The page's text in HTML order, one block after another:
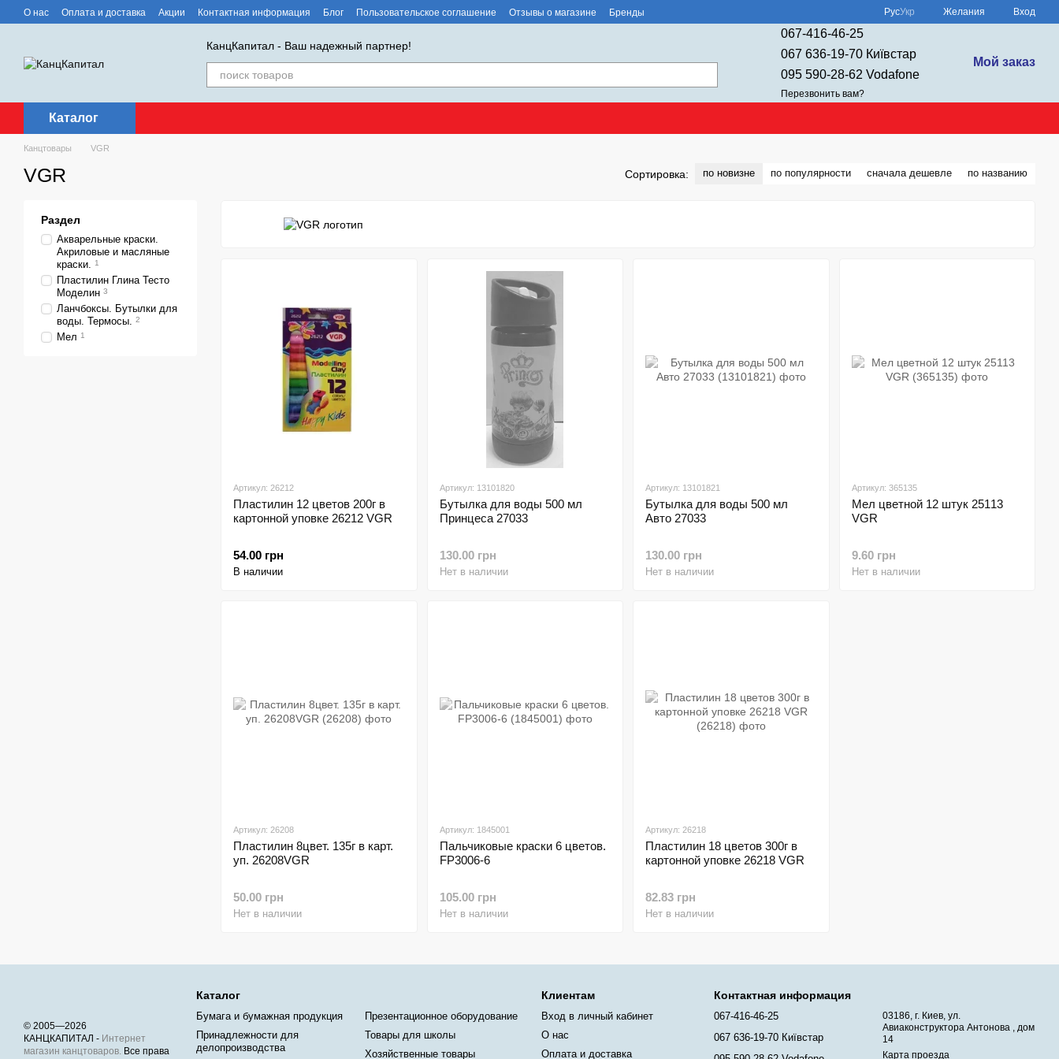
Перейти к основному контенту
О нас Оплата и доставка Акции Контактная информация Блог Пользовательское соглашение Отзывы о магазине Бренды РусУкр Желания Вход
КанцКапитал - Ваш надежный партнер!
067-416-46-25
067 636-19-70 Київстар
095 590-28-62 Vodafone
Перезвонить вам?
Мой заказ
Каталог
Канцтовары VGR
VGR Сортировка: по новизне по популярности сначала дешевле по названию
Артикул: 26212
Пластилин 12 цветов 200г в
картонной уповке 26212 VGR
54.00 грн
В наличии
Артикул: 13101820
Бутылка для воды 500 мл
Принцеса 27033
130.00 грн
Нет в наличии
Артикул: 13101821
Бутылка для воды 500 мл
Авто 27033
130.00 грн
Нет в наличии
Артикул: 365135
Мел цветной 12 штук 25113
VGR
9.60 грн
Нет в наличии
Артикул: 26208
Пластилин 8цвет. 135г в карт.
уп. 26208VGR
50.00 грн
Нет в наличии
Артикул: 1845001
Пальчиковые краски 6 цветов.
FP3006-6
105.00 грн
Нет в наличии
Артикул: 26218
Пластилин 18 цветов 300г в
картонной уповке 26218 VGR
82.83 грн
Нет в наличии
Раздел
Акварельные краски.
Акриловые и масляные
краски. 1
Пластилин Глина Тесто
Моделин 3
Ланчбоксы. Бутылки для
воды. Термосы. 2
Мел 1
© 2005—2026
КАНЦКАПИТАЛ - Интернет
магазин канцтоваров. Все права
Каталог
Бумага и бумажная продукция
Принадлежности для
делопроизводства
Презентационное оборудование
Товары для школы
Хозяйственные товары
Клиентам
Вход в личный кабинет
О нас
Оплата и доставка
Контактная информация
067-416-46-25
067 636-19-70 Київстар
03186, г. Киев, ул.
Авиаконструктора Антонова , дом
14
Карта проезда